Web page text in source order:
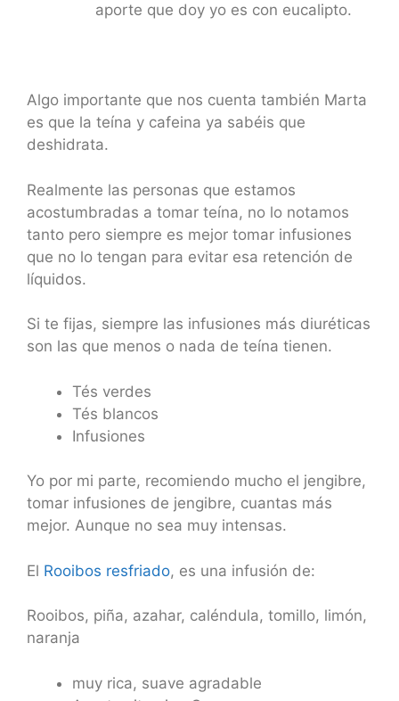
aporte que doy yo es con eucalipto.
Algo importante que nos cuenta también Marta
es que la teína y cafeina ya sabéis que
deshidrata.
Realmente las personas que estamos
acostumbradas a tomar teína, no lo notamos
tanto pero siempre es mejor tomar infusiones
que no lo tengan para evitar esa retención de
líquidos.
Si te fijas, siempre las infusiones más diuréticas
son las que menos o nada de teína tienen.
Tés verdes
Tés blancos
Infusiones
Yo por mi parte, recomiendo mucho el jengibre,
tomar infusiones de jengibre, cuantas más
mejor. Aunque no sea muy intensas.
El Rooibos resfriado, es una infusión de:
Rooibos, piña, azahar, caléndula, tomillo, limón,
naranja
muy rica, suave agradable